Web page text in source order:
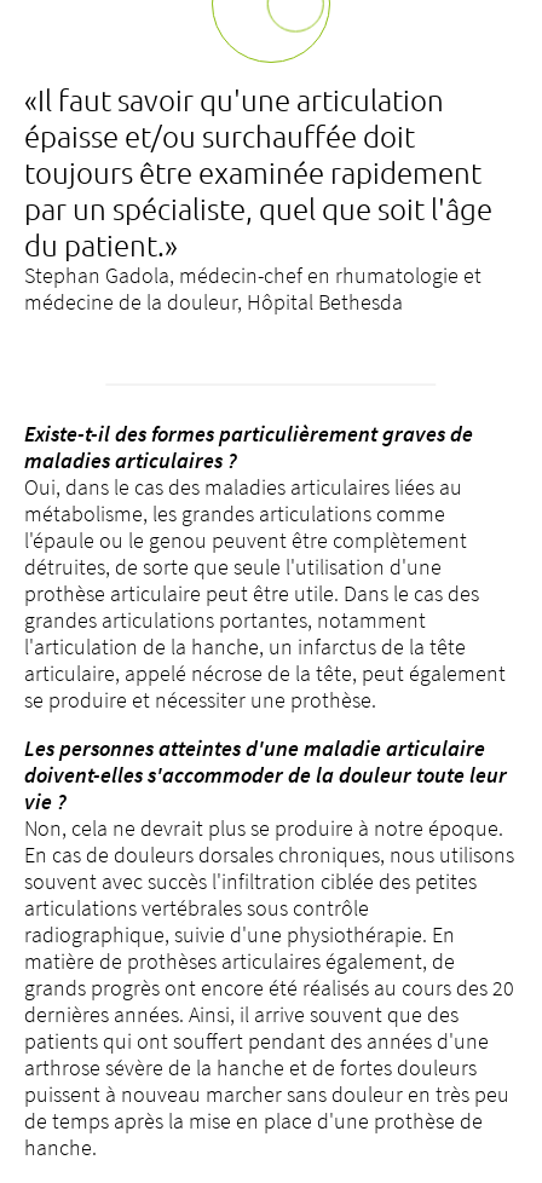
«Il faut savoir qu'une articulation
épaisse et/ou surchauffée doit
toujours être examinée rapidement
par un spécialiste, quel que soit l'âge
du patient.»
Stephan Gadola, médecin-chef en rhumatologie et
médecine de la douleur, Hôpital Bethesda
Existe-t-il des formes particulièrement graves de
maladies articulaires ?
Oui, dans le cas des maladies articulaires liées au
métabolisme, les grandes articulations comme
l'épaule ou le genou peuvent être complètement
détruites, de sorte que seule l'utilisation d'une
prothèse articulaire peut être utile. Dans le cas des
grandes articulations portantes, notamment
l'articulation de la hanche, un infarctus de la tête
articulaire, appelé nécrose de la tête, peut également
se produire et nécessiter une prothèse.
Les personnes atteintes d'une maladie articulaire
doivent-elles s'accommoder de la douleur toute leur
vie ?
Non, cela ne devrait plus se produire à notre époque.
En cas de douleurs dorsales chroniques, nous utilisons
souvent avec succès l'infiltration ciblée des petites
articulations vertébrales sous contrôle
radiographique, suivie d'une physiothérapie. En
matière de prothèses articulaires également, de
grands progrès ont encore été réalisés au cours des 20
dernières années. Ainsi, il arrive souvent que des
patients qui ont souffert pendant des années d'une
arthrose sévère de la hanche et de fortes douleurs
puissent à nouveau marcher sans douleur en très peu
de temps après la mise en place d'une prothèse de
hanche.